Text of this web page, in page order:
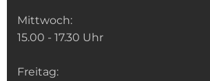
Mittwoch:
15.00 - 17.30 Uhr
Freitag: